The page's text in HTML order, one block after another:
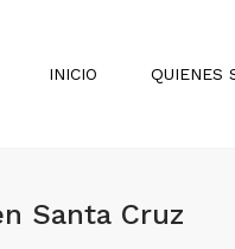
INICIO QUIENES
Santa Cruz